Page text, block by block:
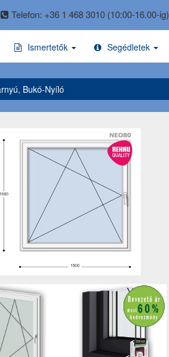
Telefon: +36 1 468 3010 (10:00-16.00-ig)
Ismertetők Segédletek
Bukó-Nyíló